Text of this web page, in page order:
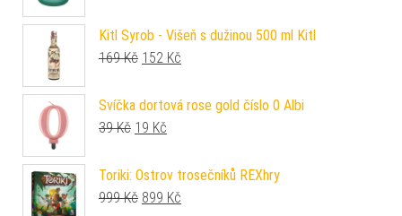
Kitl Syrob - Višeň s dužinou 500 ml Kitl
169Kč Původní cena byla: 169 Kč.
152 Kč
Svíčka dortová rose gold číslo 0 Albi
39Kč Původní cena byla: 39 Kč.
19 Kč
Toriki: Ostrov trosečníků REXhry
999Kč Původní cena byla: 999 Kč.
899 Kč